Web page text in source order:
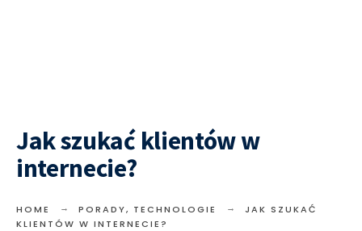
Jak szukać klientów w
internecie?
HOME PORADY, TECHNOLOGIE
JAK SZUKAĆ
KLIENTÓW W INTERNECIE?